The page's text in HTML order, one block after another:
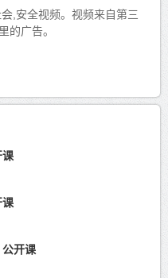
,安全视频。视频来自第三
的广告。
课
课
开课